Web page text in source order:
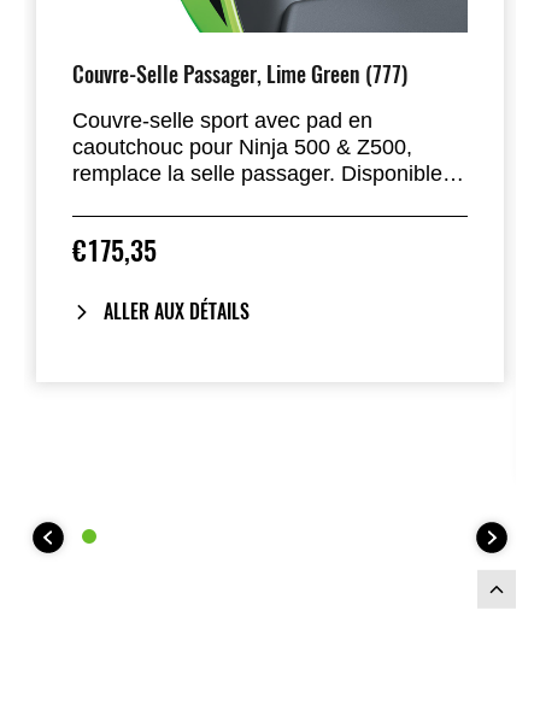
Couvre-Selle Passager, Lime Green (777)
Couvre-selle sport avec pad en
caoutchouc pour Ninja 500 & Z500,
remplace la selle passager. Disponible
€175,35
ALLER AUX DÉTAILS